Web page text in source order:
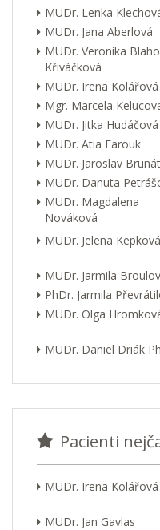
MUDr. Lenka
MUDr. Jana Aberlová
MUDr. Veronika
Křiváčková
MUDr. Irena Kolářová
Mgr. Marcela
MUDr. Jitka Hudáčová
MUDr. Atia Farouk
MUDr. Jaroslav Brunát
MUDr. Danuta
MUDr. Magdalena
Nováková
MUDr. Jelena Kepková
MUDr. Jarmila
PhDr. Jarmila
MUDr. Olga
MUDr. Daniel Driák
Pacienti
MUDr. Irena Kolářová
MUDr. Jan Gavlas